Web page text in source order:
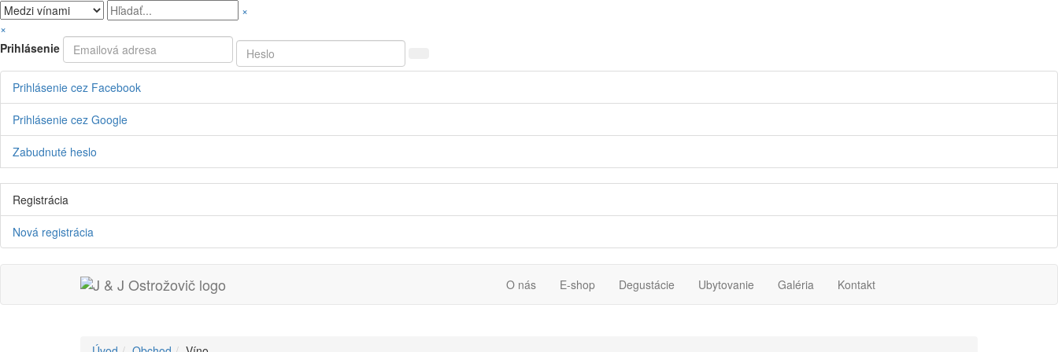
×
×
Prihlásenie
Prihlásenie cez Facebook
Prihlásenie cez Google
Zabudnuté heslo
Registrácia
Nová registrácia
O nás E-shop Degustácie Ubytovanie Galéria Kontakt